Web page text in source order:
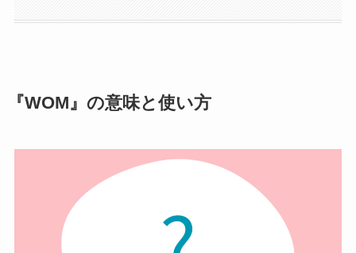
『WOM』の意味と使い方